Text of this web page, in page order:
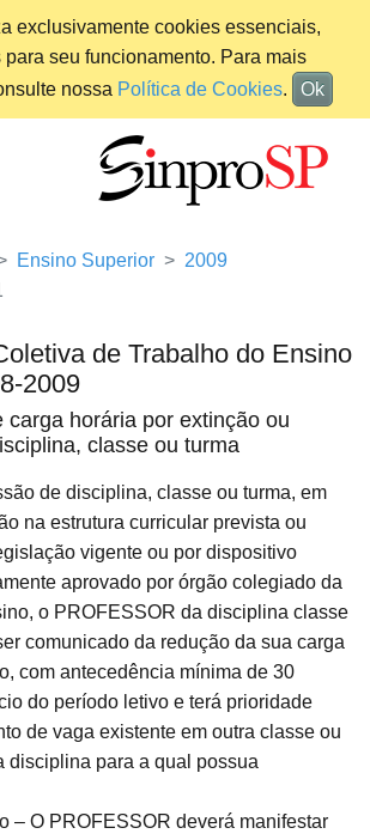
exclusivamente cookies essenciais,
para seu funcionamento. Para mais
nossa Política de Cookies. Ok
Ensino Superior
2009
de Trabalho do Ensino
2009
carga horária por extinção ou
classe ou turma
de disciplina, classe ou turma, em
na estrutura curricular prevista ou
vigente ou por dispositivo
aprovado por órgão colegiado da
o PROFESSOR da disciplina classe
comunicado da redução da sua carga
com antecedência mínima de 30
do período letivo e terá prioridade
de vaga existente em outra classe ou
disciplina para a qual possua
– O PROFESSOR deverá manifestar